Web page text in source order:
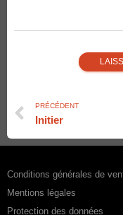
PRÉCÉDENT
Initier
Conditions générales de
Mentions légales
Protection des données